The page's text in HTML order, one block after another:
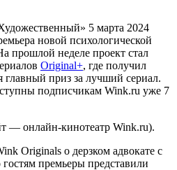
5 марта 2024
новой психологической
прошлой неделе проект стал
Original+, где получил
главный приз за лучший сериал.
подписчикам Wink.ru уже 7
— онлайн-кинотеатр Wink.ru).
Originals о дерзком адвокате с
премьеры представили